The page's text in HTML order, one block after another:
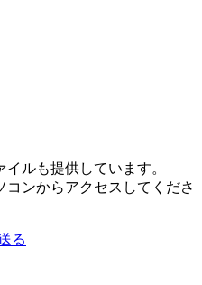
ルも提供しています。
ンからアクセスしてくださ
る